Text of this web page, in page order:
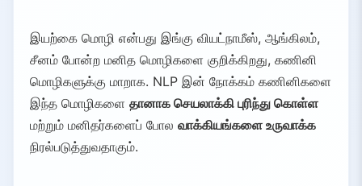
இயற்கை மொழி என்பது இங்கு வியட்நாமீஸ், ஆங்கிலம்,
சீனம் போன்ற மனித மொழிகளை குறிக்கிறது, கணினி
மொழிகளுக்கு மாறாக. NLP இன் நோக்கம் கணினிகளை
இந்த மொழிகளை தானாக செயலாக்கி புரிந்து கொள்ள
மற்றும் மனிதர்களைப் போல வாக்கியங்களை உருவாக்க
நிரல்படுத்துவதாகும்.